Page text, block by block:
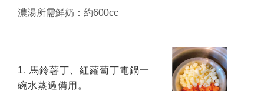
濃湯所需鮮奶：約600cc
1. 馬鈴薯丁、紅蘿蔔丁電鍋一
碗水蒸過備用。